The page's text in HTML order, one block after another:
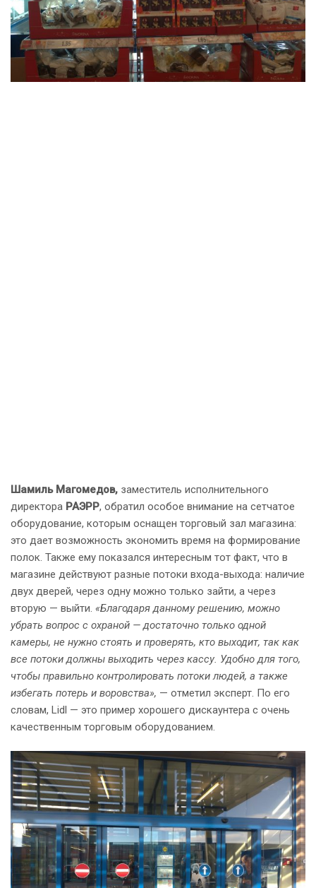
Шамиль Магомедов, заместитель исполнительного
директора РАЭРР, обратил особое внимание на сетчатое
оборудование, которым оснащен торговый зал магазина:
это дает возможность экономить время на формирование
полок. Также ему показался интересным тот факт, что в
магазине действуют разные потоки входа-выхода: наличие
двух дверей, через одну можно только зайти, а через
вторую — выйти. «Благодаря данному решению, можно
убрать вопрос с охраной — достаточно только одной
камеры, не нужно стоять и проверять, кто выходит, так как
все потоки должны выходить через кассу. Удобно для того,
чтобы правильно контролировать потоки людей, а также
избегать потерь и воровства», — отметил эксперт. По его
словам, Lidl — это пример хорошего дискаунтера с очень
качественным торговым оборудованием.